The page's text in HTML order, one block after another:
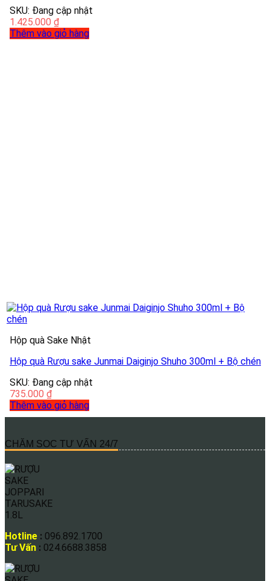
SKU: Đang cập nhật
1.425.000 ₫
Thêm vào giỏ hàng
Hộp quà Sake Nhật
Hộp quà Rượu sake Junmai Daiginjo Shuho 300ml + Bộ chén
SKU: Đang cập nhật
735.000 ₫
Thêm vào giỏ hàng
CHĂM SOC TƯ VẤN 24/7
Hotline : 096.892.1700
Tư Vấn : 024.6688.3858